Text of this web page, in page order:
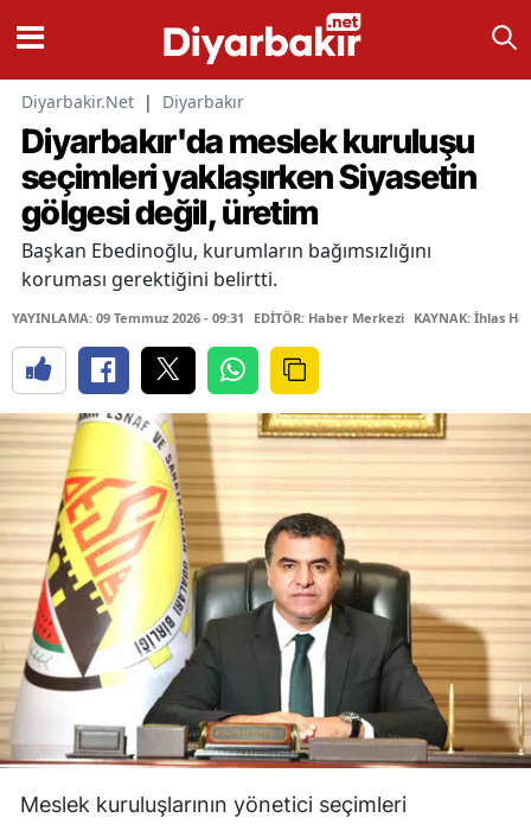
Diyarbakir.Net | Diyarbakır
Diyarbakır'da meslek kuruluşu
seçimleri yaklaşırken Siyasetin
gölgesi değil, üretim
Başkan Ebedinoğlu, kurumların bağımsızlığını
koruması gerektiğini belirtti.
YAYINLAMA: 09 Temmuz 2026 - 09:31 EDİTÖR: Haber Merkezi KAYNAK: İhlas
Meslek kuruluşlarının yönetici seçimleri